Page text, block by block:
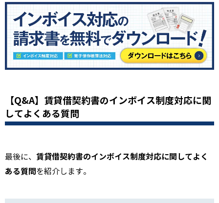
【Q&A】賃貸借契約書のインボイス制度対応に関
してよくある質問
最後に、 賃貸借契約書のインボイス制度対応に関してよく
ある質問を紹介します。